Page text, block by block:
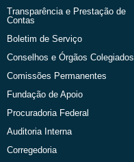
Transparência e Prestação de
Contas
Boletim de Serviço
Conselhos e Órgãos Colegiados
Comissões Permanentes
Fundação de Apoio
Procuradoria Federal
Auditoria Interna
Corregedoria